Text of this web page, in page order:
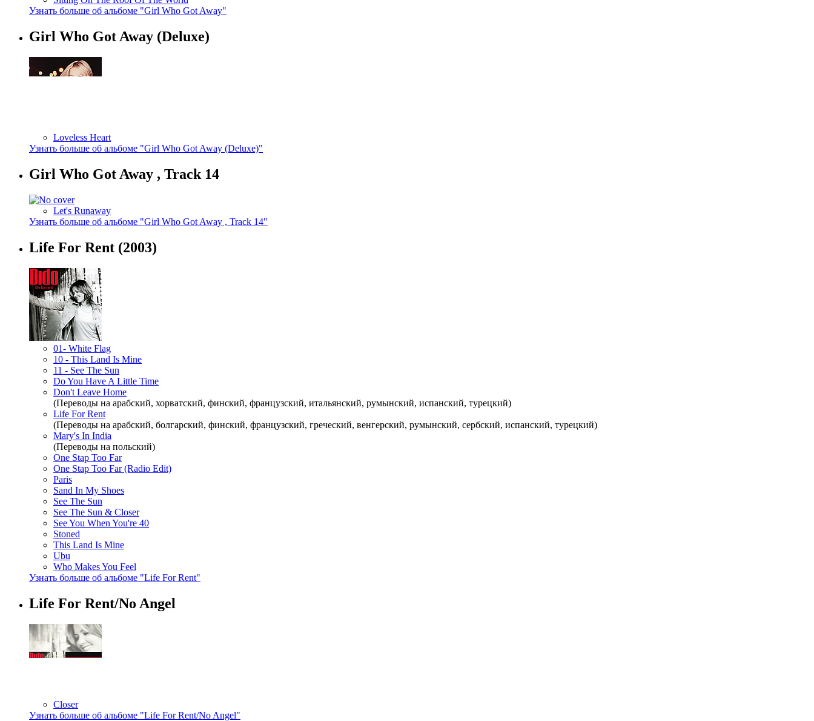
Узнать больше об альбоме "Girl Who Got Away"
Girl Who Got Away (Deluxe)
Loveless Heart
Узнать больше об альбоме "Girl Who Got Away (Deluxe)"
Girl Who Got Away , Track 14
Let's Runaway
Узнать больше об альбоме "Girl Who Got Away , Track 14"
Life For Rent (2003)
01- White Flag
10 - This Land Is Mine
11 - See The Sun
Do You Have A Little Time
Don't Leave Home
(Переводы на арабский, хорватский, финский, французский, итальянский, румынский, испанский, турецкий)
Life For Rent
(Переводы на арабский, болгарский, финский, французский, греческий, венгерский, румынский, сербский, испанский, турецкий)
Mary's In India
(Переводы на польский)
One Stap Too Far
One Stap Too Far (Radio Edit)
Paris
Sand In My Shoes
See The Sun
See The Sun & Closer
See You When You're 40
Stoned
This Land Is Mine
Ubu
Who Makes You Feel
Узнать больше об альбоме "Life For Rent"
Life For Rent/No Angel
Closer
Узнать больше об альбоме "Life For Rent/No Angel"